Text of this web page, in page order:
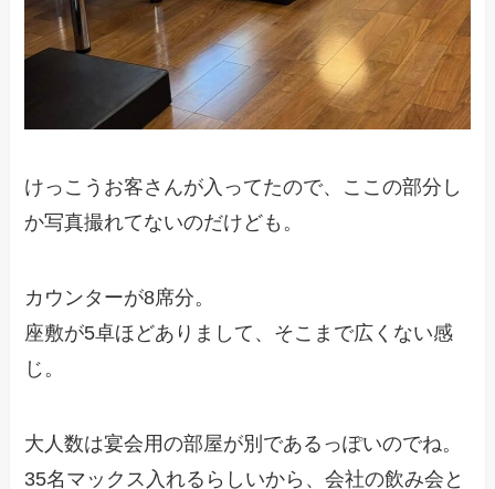
けっこうお客さんが入ってたので、ここの部分し
か写真撮れてないのだけども。
カウンターが8席分。
座敷が5卓ほどありまして、そこまで広くない感
じ。
大人数は宴会用の部屋が別であるっぽいのでね。
35名マックス入れるらしいから、会社の飲み会と